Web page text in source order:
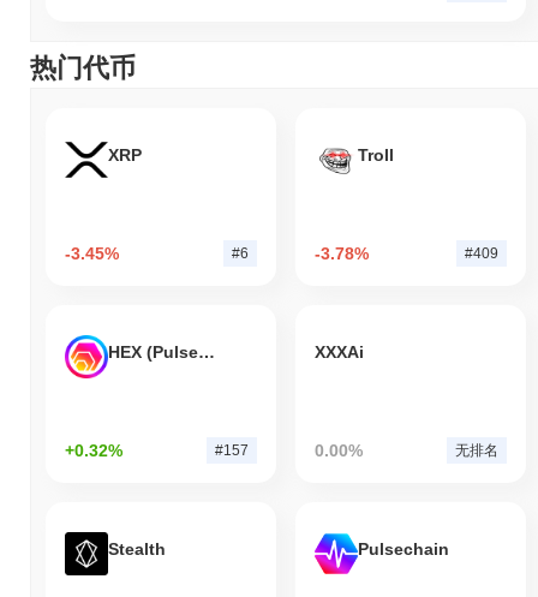
热门代币
XRP
-3.45% #6
Troll
-3.78% #409
HEX (Pulsechain)
+0.32% #157
XXXAi
0.00% 无排名
Stealth Pulsechain